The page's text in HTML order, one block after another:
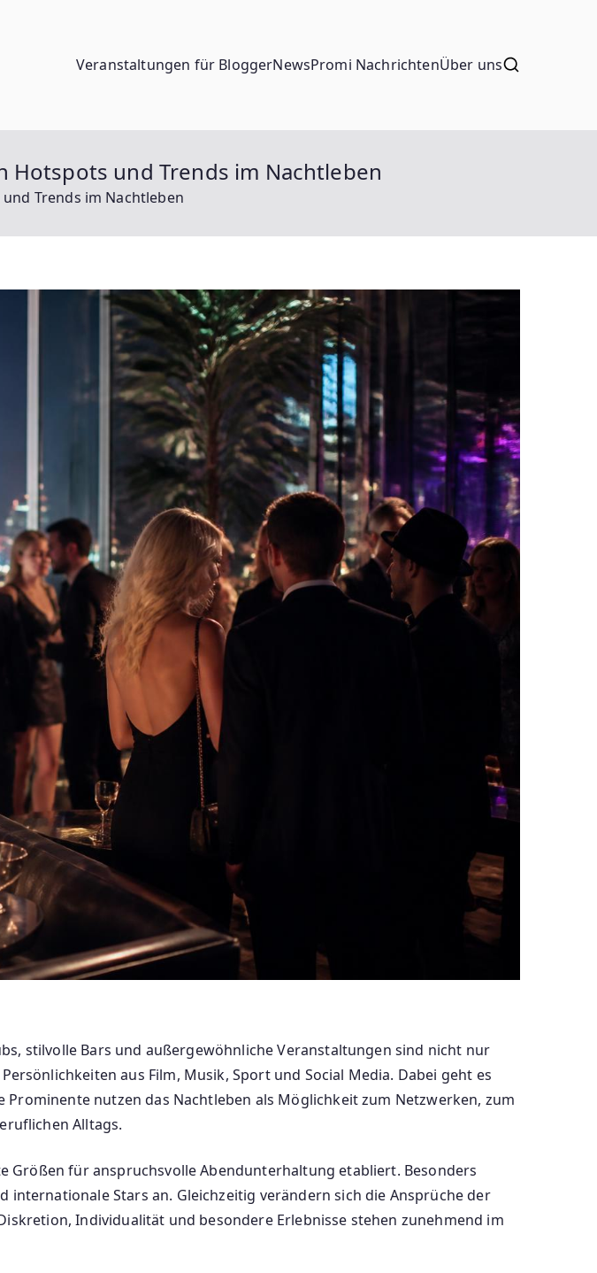
Veranstaltungen für BloggerNewsPromi NachrichtenÜber uns
Hotspots und Trends im Nachtleben
Trends im Nachtleben
stilvolle Bars und außergewöhnliche Veranstaltungen sind nicht nur
aus Film, Musik, Sport und Social Media. Dabei geht es
nutzen das Nachtleben als Möglichkeit zum Netzwerken, zum
Alltags.
Größen für anspruchsvolle Abendunterhaltung etabliert. Besonders
Stars an. Gleichzeitig verändern sich die Ansprüche der
Individualität und besondere Erlebnisse stehen zunehmend im